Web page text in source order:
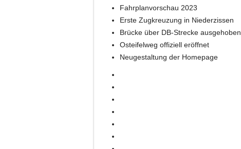
Fahrplanvorschau 2023
Erste Zugkreuzung in Niederzissen
Brücke über DB-Strecke ausgehoben
Osteifelweg offiziell eröffnet
Neugestaltung der Homepage